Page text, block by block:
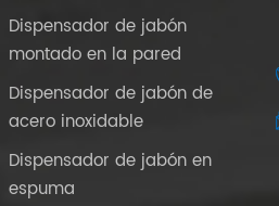
Dispensador de jabón
montado en la pared
Dispensador de jabón de
acero inoxidable
Dispensador de jabón en
espuma